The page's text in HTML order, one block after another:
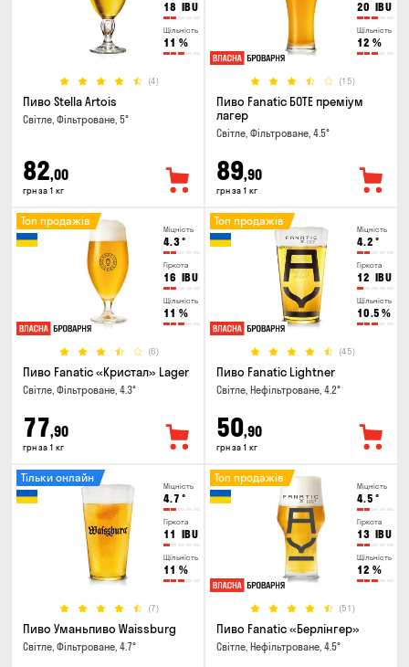
18 IBU
Щільність
11 %
(4)
Пиво Stella Artois
Світле, Фільтроване, 5°
82,00
грн за 1 кг
20 IBU
Щільність
12 %
(15)
Пиво Fanatic БОТЕ преміум
лагер
Світле, Фільтроване, 4.5°
89,90
грн за 1 кг
Міцність
4.3°
Гіркота
16 IBU
Щільність
11 %
(6)
Топ продажів
Пиво Fanatic «Кристал» Lager
Світле, Фільтроване, 4.3°
77,90
грн за 1 кг
Міцність
4.2 °
Гіркота
12 IBU
Щільність
10.5 %
(45)
Топ продажів
Пиво Fanatic Lightner
Світле, Нефільтроване, 4.2°
50,90
грн за 1 кг
Міцність
4.7 °
Гіркота
11 IBU
Щільність
11 %
(7)
Тільки онлайн
Пиво Уманьпиво Waissburg
Світле, Фільтроване, 4.7°
Міцність
4.5 °
Гіркота
13 IBU
Щільність
12 %
(51)
Топ продажів
Пиво Fanatic «Берлінгер»
Світле, Нефільтроване, 4.5°